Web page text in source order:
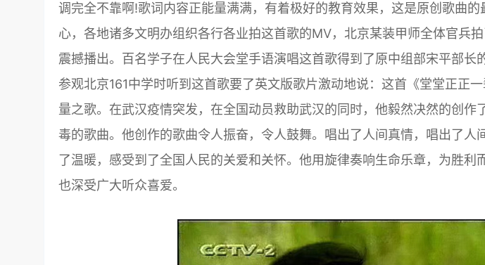
调完全不靠啊!歌词内容正能量满满，有着极好的教育效果，这是原创歌曲
心，各地诸多文明办组织各行各业拍这首歌的MV，北京某装甲师全体官兵
震撼播出。百名学子在人民大会堂手语演唱这首歌得到了原中组部宋平部长
参观北京161中学时听到这首歌要了英文版歌片激动地说：这首《堂堂正正
量之歌。在武汉疫情突发，在全国动员救助武汉的同时，他毅然决然的创作
毒的歌曲。他创作的歌曲令人振奋，令人鼓舞。唱出了人间真情，唱出了人
了温暖，感受到了全国人民的关爱和关怀。他用旋律奏响生命乐章，为胜利
也深受广大听众喜爱。